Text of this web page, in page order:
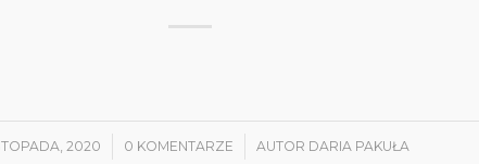
2020
/ 0 KOMENTARZE
/ AUTOR DARIA PAKUŁA